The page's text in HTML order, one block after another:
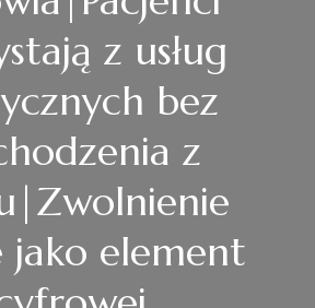
z usług
bez
z
jako element